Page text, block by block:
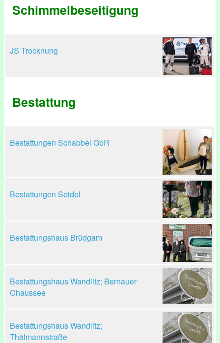
Schimmelbeseitigung
JS Trocknung
Bestattung
Bestattungen Schabbel GbR
Bestattungen Seidel
Bestattungshaus Brüdgam
Bestattungshaus Wandlitz; Bernauer
Chaussee
Bestattungshaus Wandlitz;
Thälmannstraße